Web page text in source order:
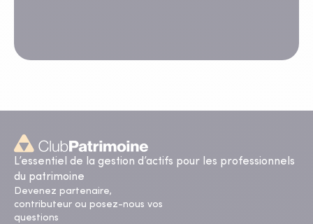
L’essentiel de la gestion d’actifs pour les professionnels
du patrimoine
Devenez partenaire,
contributeur ou posez-nous vos
questions